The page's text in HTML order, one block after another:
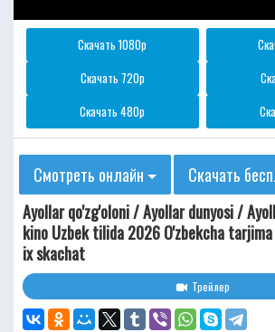
Скачать 1080p
Скачать 720p
Скачать 480p
Смотреть онлайн
Скачать
Ayollar qo'zg'oloni / Ayollar dunyosi /
kino Uzbek tilida 2026 O'zbekcha
ix skachat
Трейлер